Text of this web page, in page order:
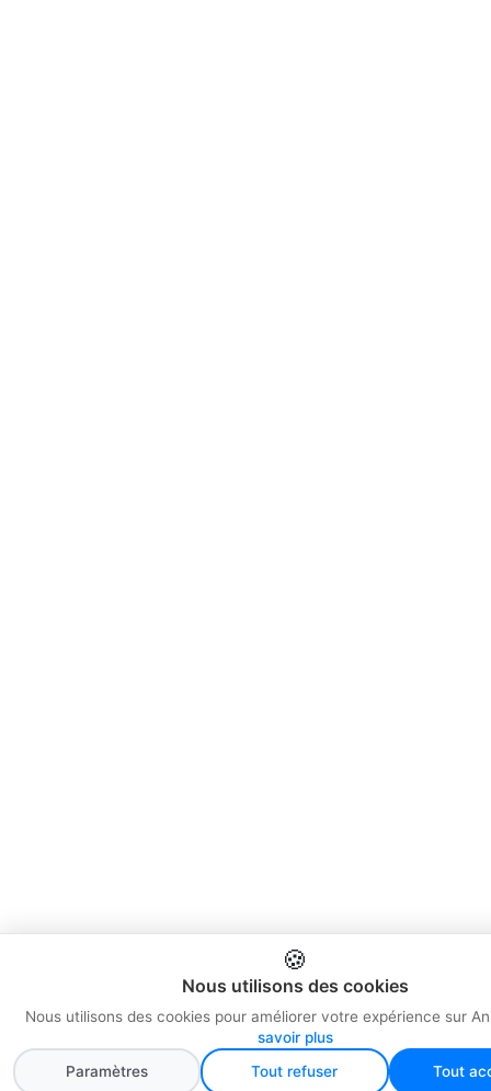
🍪
Nous utilisons des cookies
Nous utilisons des cookies pour améliorer votre expérience sur
savoir plus
Paramètres
Tout refuser Tout